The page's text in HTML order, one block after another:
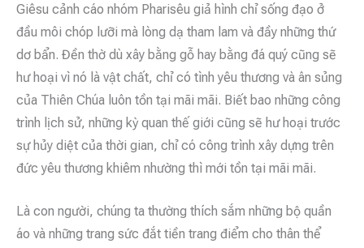
Giêsu cảnh cáo nhóm Pharisêu giả hình chỉ sống đạo ở
đầu môi chóp lưỡi mà lòng dạ tham lam và đầy những thứ
dơ bẩn. Đền thờ dù xây bằng gỗ hay bằng đá quý cũng sẽ
hư hoại vì nó là vật chất, chỉ có tình yêu thương và ân sủng
của Thiên Chúa luôn tồn tại mãi mãi. Biết bao những công
trình lịch sử, những kỳ quan thế giới cũng sẽ hư hoại trước
sự hủy diệt của thời gian, chỉ có công trình xây dựng trên
đức yêu thương khiêm nhường thì mới tồn tại mãi mãi.
Là con người, chúng ta thường thích sắm những bộ quần
áo và những trang sức đắt tiền trang điểm cho thân thể